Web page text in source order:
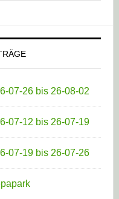
07-26 bis 26-08-02
07-12 bis 26-07-19
07-19 bis 26-07-26